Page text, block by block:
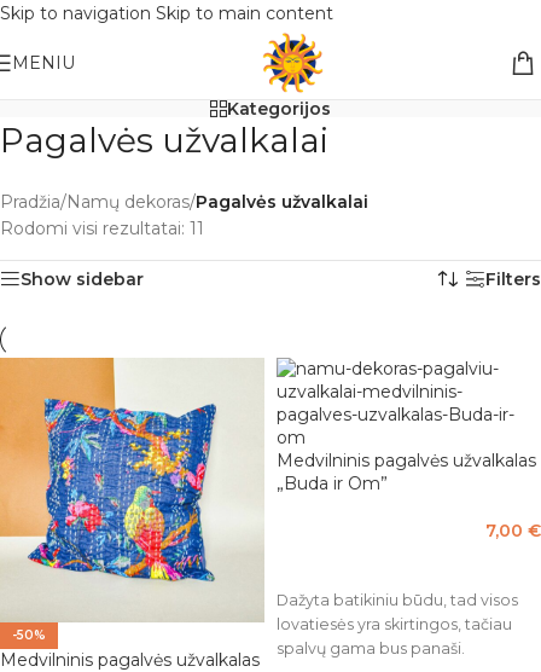
Skip to navigation Skip to main content
Nemokamas pristatymas į paštomatą apsiperkant už 30€!!
MENIU
Kategorijos
Pagalvės užvalkalai
Pradžia/Namų dekoras/Pagalvės užvalkalai
Rodomi visi rezultatai: 11
Show sidebar Filters
-50%
Medvilninis pagalvės užvalkalas
Medvilninis pagalvės užvalkalas
„Buda ir Om”
7,00 €
Dažyta batikiniu būdu, tad visos
lovatiesės yra skirtingos, tačiau
spalvų gama bus panaši.